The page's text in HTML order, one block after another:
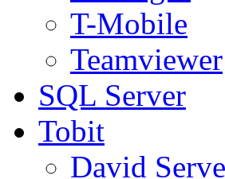
T-Mobile
Teamviewer
SQL Server
Tobit
David